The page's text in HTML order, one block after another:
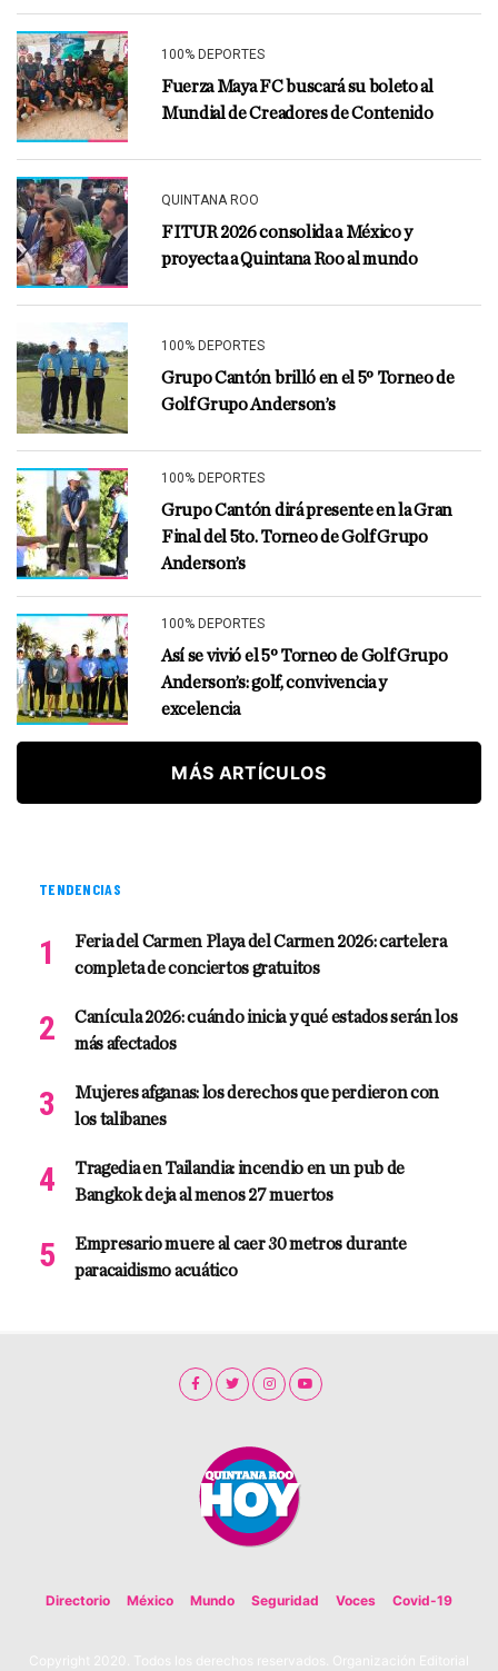
100% DEPORTES
Fuerza Maya FC buscará su boleto al
Mundial de Creadores de Contenido
QUINTANA ROO
FITUR 2026 consolida a México y
proyecta a Quintana Roo al mundo
100% DEPORTES
Grupo Cantón brilló en el 5º Torneo de
Golf Grupo Anderson’s
100% DEPORTES
Grupo Cantón dirá presente en la Gran
Final del 5to. Torneo de Golf Grupo
Anderson’s
100% DEPORTES
Así se vivió el 5º Torneo de Golf Grupo
Anderson’s: golf, convivencia y
excelencia
MÁS ARTÍCULOS
TENDENCIAS
Feria del Carmen Playa del Carmen 2026: cartelera
completa de conciertos gratuitos
Canícula 2026: cuándo inicia y qué estados serán los
más afectados
Mujeres afganas: los derechos que perdieron con
los talibanes
Tragedia en Tailandia: incendio en un pub de
Bangkok deja al menos 27 muertos
Empresario muere al caer 30 metros durante
paracaidismo acuático
Directorio México Mundo Seguridad Voces Covid-19